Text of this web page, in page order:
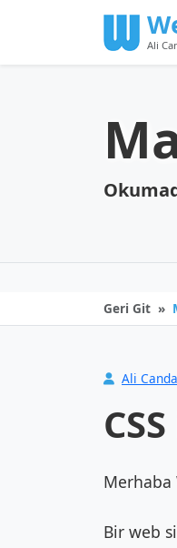
Ali
Geri Git
Ali
Bir web